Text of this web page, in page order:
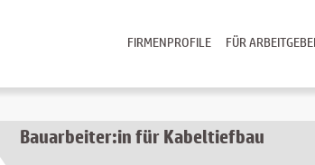
FÜR
FIRMENPROFILE
Bauarbeiter:in für Kabeltiefbau